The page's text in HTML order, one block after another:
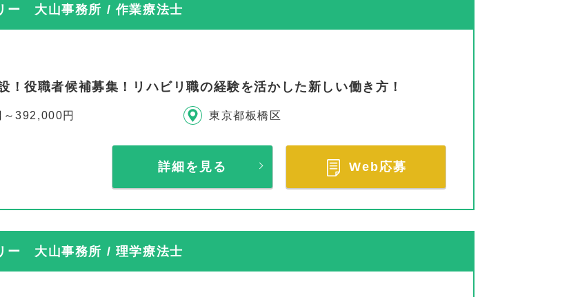
ー 大山事務所 / 作業療法士
！役職者候補募集！リハビリ職の経験を活かした新しい働き方！
392,000円 東京都板橋区
詳細を見る Web応募
ー 大山事務所 / 理学療法士